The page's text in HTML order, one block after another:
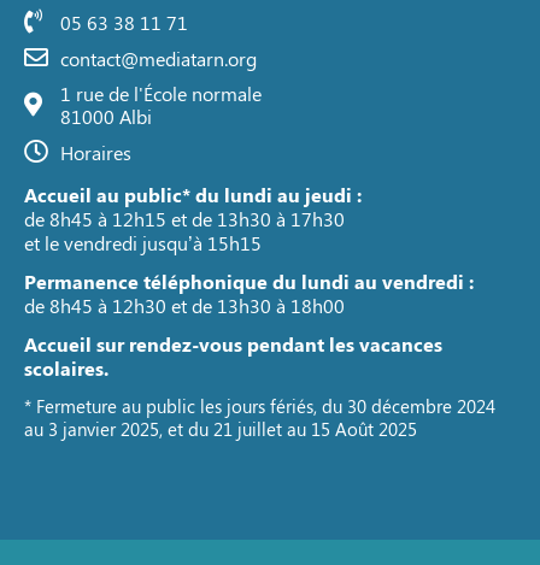
05 63 38 11 71
contact@mediatarn.org
1 rue de l'École normale
81000 Albi
Horaires
Accueil au public* du lundi au jeudi :
de 8h45 à 12h15 et de 13h30 à 17h30
et le vendredi jusqu’à 15h15
Permanence téléphonique du lundi au vendredi :
de 8h45 à 12h30 et de 13h30 à 18h00
Accueil sur rendez-vous pendant les vacances
scolaires.
* Fermeture au public les jours fériés, du 30 décembre 2024
au 3 janvier 2025, et du 21 juillet au 15 Août 2025